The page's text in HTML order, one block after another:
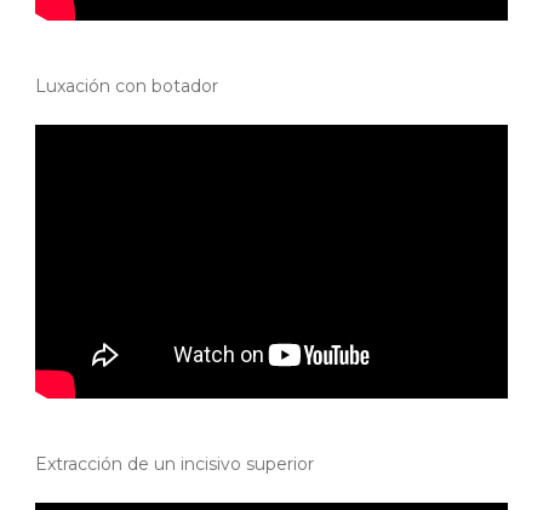
Luxación con botador
Extracción de un incisivo superior